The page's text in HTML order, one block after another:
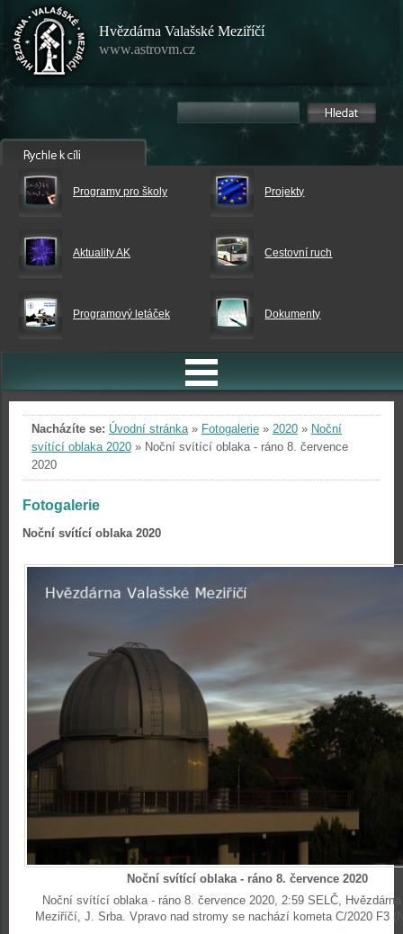
Hvězdárna Valašské Meziříčí
www.astrovm.cz
Programy pro školy Projekty
Aktuality AK Cestovní ruch
Programový letáček Dokumenty
Nacházíte se: Úvodní stránka» Fotogalerie » 2020 » Noční
svítící oblaka 2020 » Noční svítící oblaka - ráno 8. července
2020
Fotogalerie
Noční svítící oblaka 2020
Noční svítící oblaka - ráno 8. července 2020
Noční svítící oblaka - ráno 8. července 2020, 2:59 SELČ,
Meziříčí, J. Srba. Vpravo nad stromy se nachází kometa C/2020 F3